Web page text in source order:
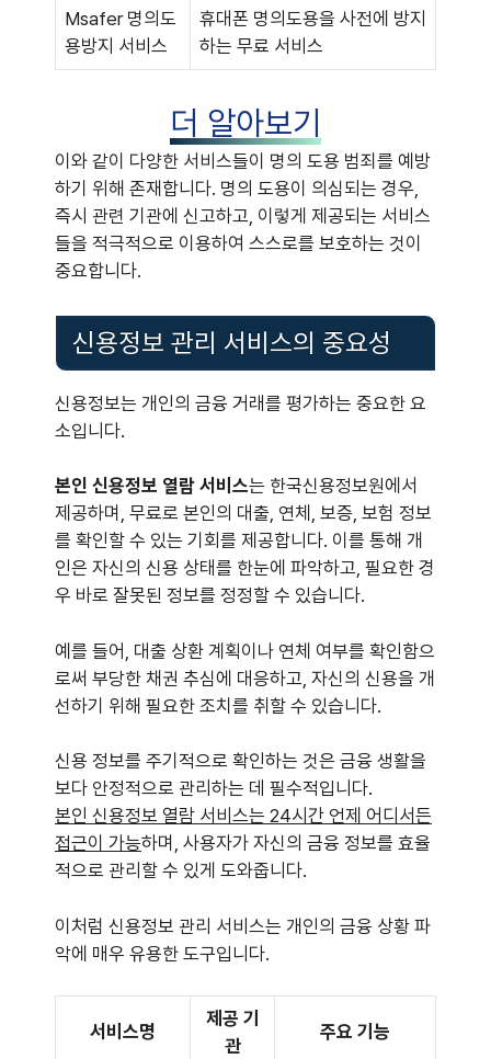
Msafer 명의도
용방지 서비스
휴대폰 명의도용을 사전에 방지
하는 무료 서비스
더 알아보기
이와 같이 다양한 서비스들이 명의 도용 범죄를 예방
하기 위해 존재합니다. 명의 도용이 의심되는 경우,
즉시 관련 기관에 신고하고, 이렇게 제공되는 서비스
들을 적극적으로 이용하여 스스로를 보호하는 것이
중요합니다.
신용정보 관리 서비스의 중요성
신용정보는 개인의 금융 거래를 평가하는 중요한 요
소입니다.
본인 신용정보 열람 서비스는 한국신용정보원에서
제공하며, 무료로 본인의 대출, 연체, 보증, 보험 정보
를 확인할 수 있는 기회를 제공합니다. 이를 통해 개
인은 자신의 신용 상태를 한눈에 파악하고, 필요한 경
우 바로 잘못된 정보를 정정할 수 있습니다.
예를 들어, 대출 상환 계획이나 연체 여부를 확인함으
로써 부당한 채권 추심에 대응하고, 자신의 신용을 개
선하기 위해 필요한 조치를 취할 수 있습니다.
신용 정보를 주기적으로 확인하는 것은 금융 생활을
보다 안정적으로 관리하는 데 필수적입니다.
본인 신용정보 열람 서비스는 24시간 언제 어디서든
접근이 가능하며, 사용자가 자신의 금융 정보를 효율
적으로 관리할 수 있게 도와줍니다.
이처럼 신용정보 관리 서비스는 개인의 금융 상황 파
악에 매우 유용한 도구입니다.
서비스명
제공 기
관
주요 기능